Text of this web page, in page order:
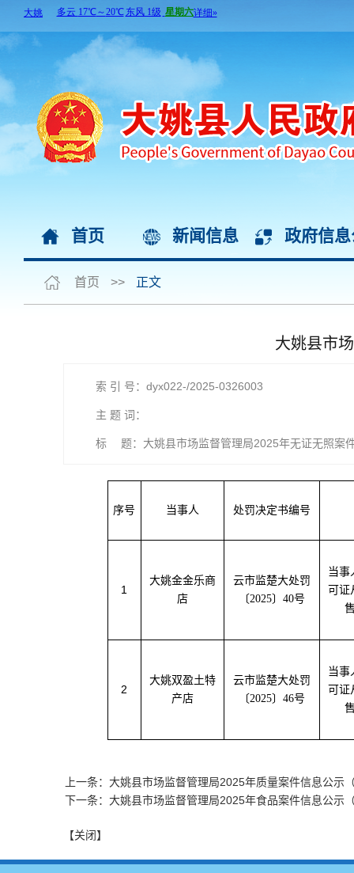
首页 新闻信息 政府信
首页 >> 正文
大姚县市
索 引 号：dyx022-/2025-0326003
主 题 词：
标 题：大姚县市场监督管理局2025年无证无照案
序号 当事人 处罚决定书编号
1
大姚金金乐商
店
云市监楚大处罚
〔2025〕40号
当事
可证
2
大姚双盈土特
产店
云市监楚大处罚
〔2025〕46号
当事
可证
上一条：大姚县市场监督管理局2025年质量案件信息公示
下一条：大姚县市场监督管理局2025年食品案件信息公示
【关闭】